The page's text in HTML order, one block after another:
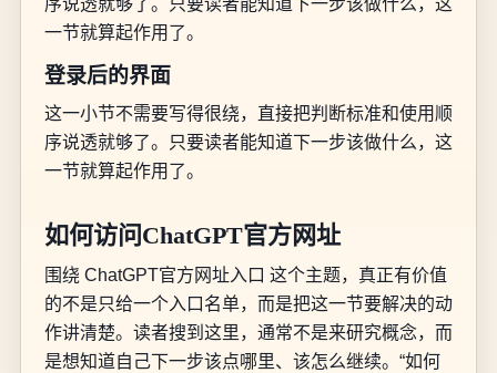
序说透就够了。只要读者能知道下一步该做什么，这
一节就算起作用了。
登录后的界面
这一小节不需要写得很绕，直接把判断标准和使用顺
序说透就够了。只要读者能知道下一步该做什么，这
一节就算起作用了。
如何访问ChatGPT官方网址
围绕 ChatGPT官方网址入口 这个主题，真正有价值
的不是只给一个入口名单，而是把这一节要解决的动
作讲清楚。读者搜到这里，通常不是来研究概念，而
是想知道自己下一步该点哪里、该怎么继续。“如何